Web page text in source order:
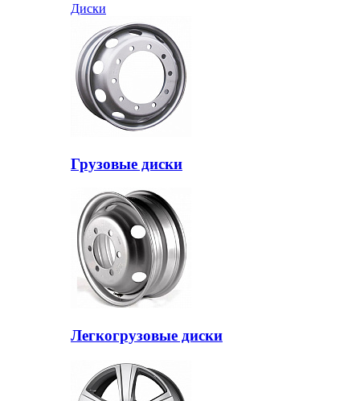
Диски
Грузовые диски
Легкогрузовые диски